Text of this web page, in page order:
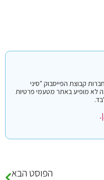
קבוצת הפייסבוק "סיני
שמו או שמה לא מופיע באתר מטעמי פרטיות
הפוסט הבא